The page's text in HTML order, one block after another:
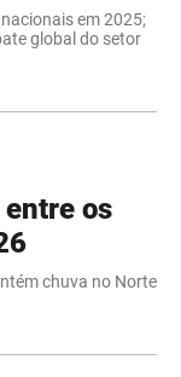
em 2025;
global do setor
os
chuva no Norte